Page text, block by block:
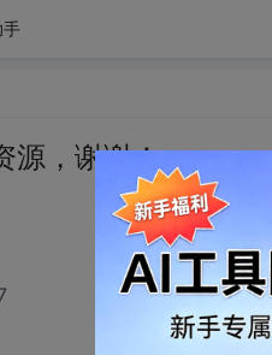
手
源，谢谢！